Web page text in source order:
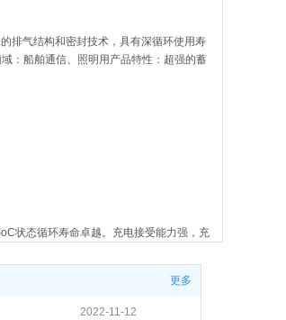
排气结构和密封技术，具有深循环使用寿
：船舶通信、照明用产品特性：超强的蓄
状态循环寿命卓越。充电接受能力强，充
更多
2022-11-12